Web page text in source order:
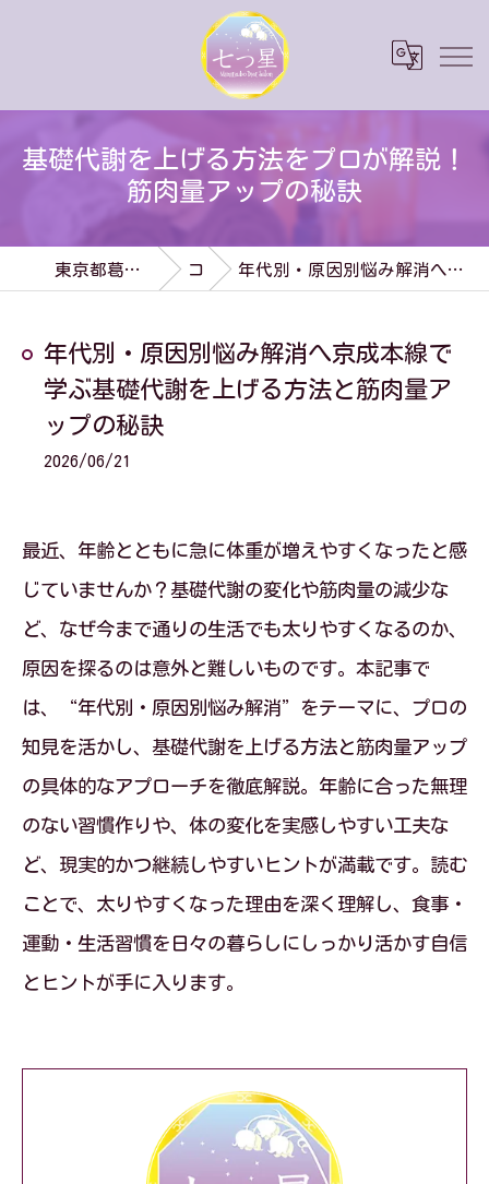
基礎代謝を上げる方法をプロが解説！
筋肉量アップの秘訣
東京都葛飾区のダイエットなら七つ星 コラム 年代別・原因別悩み解消へ京成本線で学ぶ基礎代謝を上げる方法と筋肉量アップの秘訣
年代別・原因別悩み解消へ京成本線で
学ぶ基礎代謝を上げる方法と筋肉量ア
ップの秘訣
2026/06/21
最近、年齢とともに急に体重が増えやすくなったと感
じていませんか？基礎代謝の変化や筋肉量の減少な
ど、なぜ今まで通りの生活でも太りやすくなるのか、
原因を探るのは意外と難しいものです。本記事で
は、“年代別・原因別悩み解消”をテーマに、プロの
知見を活かし、基礎代謝を上げる方法と筋肉量アップ
の具体的なアプローチを徹底解説。年齢に合った無理
のない習慣作りや、体の変化を実感しやすい工夫な
ど、現実的かつ継続しやすいヒントが満載です。読む
ことで、太りやすくなった理由を深く理解し、食事・
運動・生活習慣を日々の暮らしにしっかり活かす自信
とヒントが手に入ります。